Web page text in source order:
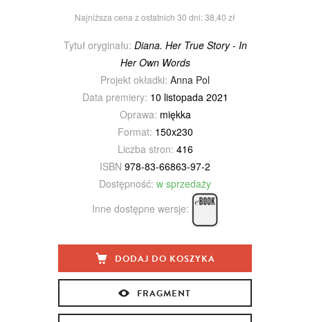
Najniższa cena z ostatnich 30 dni: 38,40 zł
Tytuł oryginału: Diana. Her True Story - In
Her Own Words
Projekt okładki: Anna Pol
Data premiery: 10 listopada 2021
Oprawa: miękka
Format: 150x230
Liczba stron: 416
ISBN 978-83-66863-97-2
Dostępność: w sprzedaży
Inne dostępne wersje:
DODAJ DO KOSZYKA
FRAGMENT